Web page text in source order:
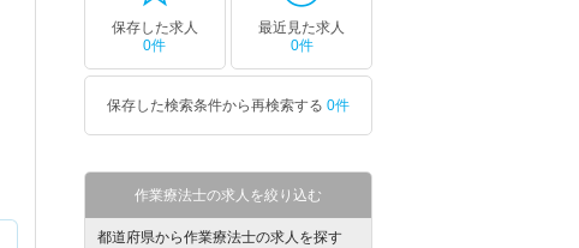
保存した求人
0件
最近見た求人
0件
保存した検索条件から再検索する 0件
作業療法士の求人を絞り込む
都道府県から作業療法士の求人を探す